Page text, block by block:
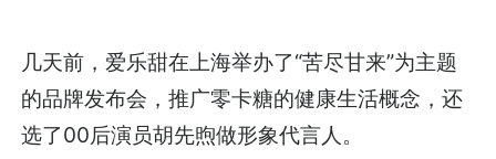
几天前，爱乐甜在上海举办了“苦尽甘来”为主题
的品牌发布会，推广零卡糖的健康生活概念，还
选了00后演员胡先煦做形象代言人。